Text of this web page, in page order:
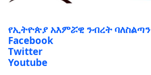
የኢትዮጵያ አእምሯዊ ንብረት ባለስልጣን
Facebook
Twitter
Youtube